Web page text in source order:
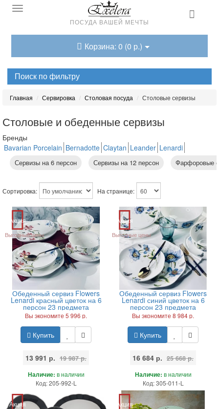
ПОСУДА ВАШЕЙ МЕЧТЫ
Корзина: 0 (0 р.)
Поиск по фильтру
Главная Сервировка Столовая посуда Столовые сервизы
Столовые и обеденные сервизы
Бренды
Bavarian Porcelain Bernadotte Claytan Leander Lenardi
Queens Crown
Rudolf Kampf Thun
Weimar Porzellan
Сервизы на 6 персон Сервизы на 12 персон Фарфоровые
Сортировка: На странице:
Акция
Выгодные цены
Обеденный сервиз Flowers
Lenardi красный цветок на 6
персон 23 предмета
Вы экономите 5 996 р.
Купить
13 991 р. 19 987 р.
Наличие: в наличии
Код: 205-992-L
Акция
Выгодные цены
Обеденный сервиз Flowers
Lenardi синий цветок на 6
персон 23 предмета
Вы экономите 8 984 р.
Купить
16 684 р. 25 668 р.
Наличие: в наличии
Код: 305-011-L
Акция Акция